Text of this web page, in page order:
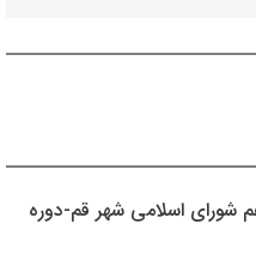
اسلامی شهر قم-دوره